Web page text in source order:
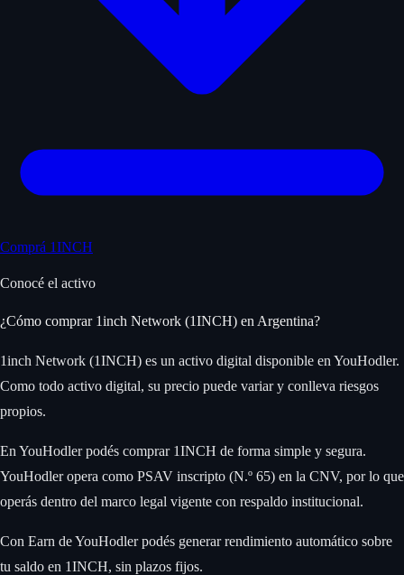
Comprá 1INCH
Conocé el activo
¿Cómo comprar 1inch Network (1INCH) en Argentina?
1inch Network (1INCH) es un activo digital disponible en YouHodler.
Como todo activo digital, su precio puede variar y conlleva riesgos
propios.
En YouHodler podés comprar 1INCH de forma simple y segura.
YouHodler opera como PSAV inscripto (N.º 65) en la CNV, por lo que
operás dentro del marco legal vigente con respaldo institucional.
Con Earn de YouHodler podés generar rendimiento automático sobre
tu saldo en 1INCH, sin plazos fijos.